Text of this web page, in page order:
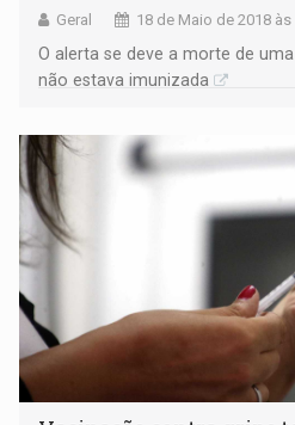
Geral 18 de Maio de 2018 às
O alerta se deve a morte de
não estava imunizada